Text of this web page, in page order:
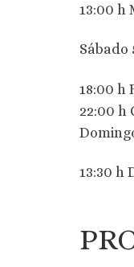
13:00 h
Sábado
18:00 h
22:00 h
13:30 h